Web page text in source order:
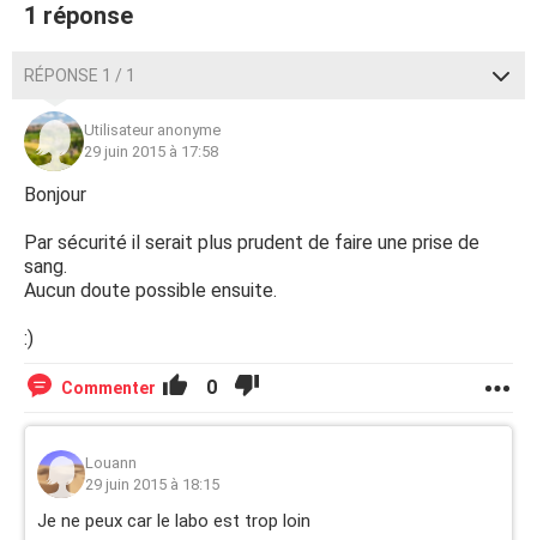
1 réponse
RÉPONSE 1 / 1
Utilisateur anonyme
29 juin 2015 à 17:58
Bonjour
Par sécurité il serait plus prudent de faire une prise de
sang.
Aucun doute possible ensuite.
:)
Commenter 0
Louann
29 juin 2015 à 18:15
Je ne peux car le labo est trop loin